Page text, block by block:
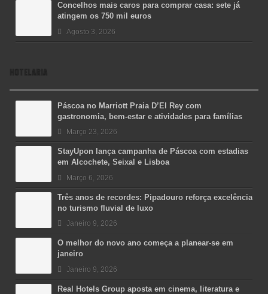
Concelhos mais caros para comprar casa: sete já
atingem os 750 mil euros
Agosto 3, 2026
HOTELARIA
Páscoa no Marriott Praia D’El Rey com
gastronomia, bem-estar e atividades para famílias
Março 23, 2026
StayUpon lança campanha de Páscoa com estadias
em Alcochete, Seixal e Lisboa
Março 6, 2026
Três anos de recordes: Pipadouro reforça excelência
no turismo fluvial de luxo
Janeiro 9, 2026
O melhor do novo ano começa a planear-se em
janeiro
Janeiro 9, 2026
Real Hotels Group aposta em cinema, literatura e